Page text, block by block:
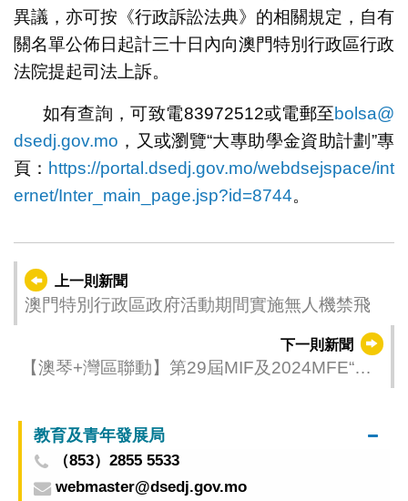
異議，亦可按《行政訴訟法典》的相關規定，自有
關名單公佈日起計三十日內向澳門特別行政區行政
法院提起司法上訴。
如有查詢，可致電83972512或電郵至bolsa@
dsedj.gov.mo ，又或瀏覽“大專助學金資助計劃”專
頁： https://portal.dsedj.gov.mo/webdsejspace/int
ernet/Inter_main_page.jsp?id=8744。
上一則新聞
澳門特別行政區政府活動期間實施無人機禁飛
下一則新聞
【澳琴+灣區聯動】第29屆MIF及2024MFE“橫
教育及青年發展局
（853）2855 5533
webmaster@dsedj.gov.mo